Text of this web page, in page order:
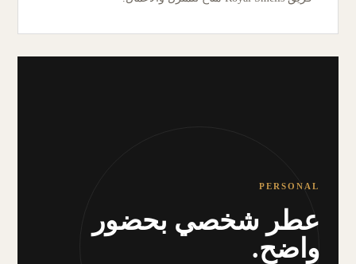
PERSONAL
عطر شخصي بحضور
واضح.